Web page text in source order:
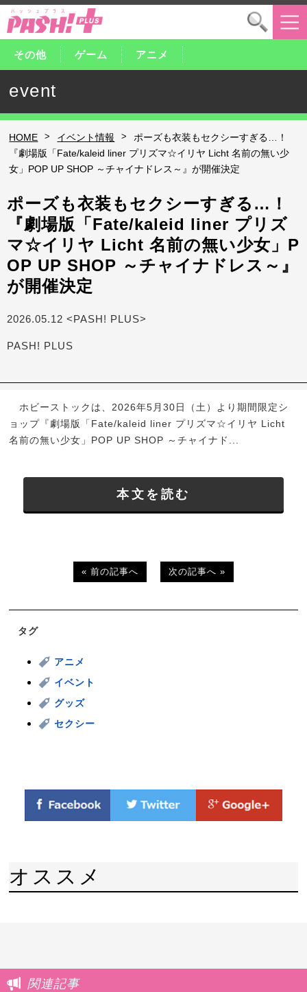
その他 ゲーム アニメ
event
HOME > イベント情報 >
ポーズも衣装もセクシーすぎる…！
『劇場版「Fate/kaleid liner プリズマ☆イリヤ Licht 名前の無い少
女」POP UP SHOP ～チャイナドレス～』が開催決定
ポーズも衣装もセクシーすぎる…！
『劇場版「Fate/kaleid liner プリズ
マ☆イリヤ Licht 名前の無い少女」P
OP UP SHOP ～チャイナドレス～』
が開催決定
2026.05.12 <PASH! PLUS>
PASH! PLUS
ホビーストックは、2026年5月30日（土）より期間限定シ
ョップ『劇場版「Fate/kaleid liner プリズマ☆イリヤ Licht
名前の無い少女」POP UP SHOP ～チャイナド...
本文を読む
« 前の記事へ 次の記事へ »
タグ
アニメ
イベント
グッズ
セクシー
オススメ
関連記事